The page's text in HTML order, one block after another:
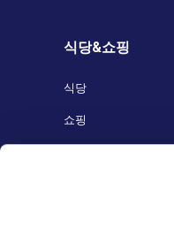
식당&쇼핑
식당
쇼핑